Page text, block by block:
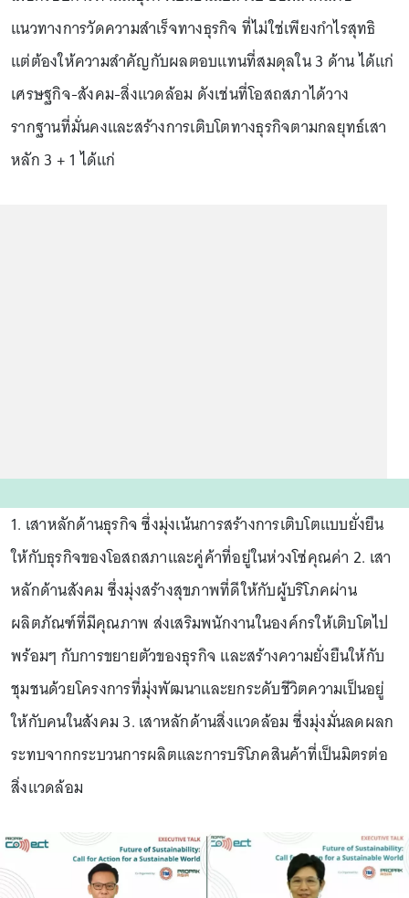
แนวทางการวัดความสำเร็จทางธุรกิจ ที่ไม่ใช่เพียงกำไรสุทธิ
แต่ต้องให้ความสำคัญกับผลตอบแทนที่สมดุลใน 3 ด้าน ได้แก่
เศรษฐกิจ-สังคม-สิ่งแวดล้อม ดังเช่นที่โอสถสภาได้วาง
รากฐานที่มั่นคงและสร้างการเติบโตทางธุรกิจตามกลยุทธ์เสา
หลัก 3 + 1 ได้แก่
1. เสาหลักด้านธุรกิจ ซึ่งมุ่งเน้นการสร้างการเติบโตแบบยั่งยืน
ให้กับธุรกิจของโอสถสภาและคู่ค้าที่อยู่ในห่วงโซ่คุณค่า 2. เสา
หลักด้านสังคม ซึ่งมุ่งสร้างสุขภาพที่ดีให้กับผู้บริโภคผ่าน
ผลิตภัณฑ์ที่มีคุณภาพ ส่งเสริมพนักงานในองค์กรให้เติบโตไป
พร้อมๆ กับการขยายตัวของธุรกิจ และสร้างความยั่งยืนให้กับ
ชุมชนด้วยโครงการที่มุ่งพัฒนาและยกระดับชีวิตความเป็นอยู่
ให้กับคนในสังคม 3. เสาหลักด้านสิ่งแวดล้อม ซึ่งมุ่งมั่นลดผลก
ระทบจากกระบวนการผลิตและการบริโภคสินค้าที่เป็นมิตรต่อ
สิ่งแวดล้อม